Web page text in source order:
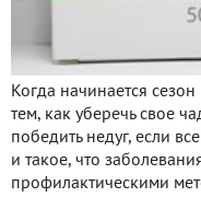
Когда начинается
тем, как уберечь свое
победить недуг, если
и такое, что
профилактическими